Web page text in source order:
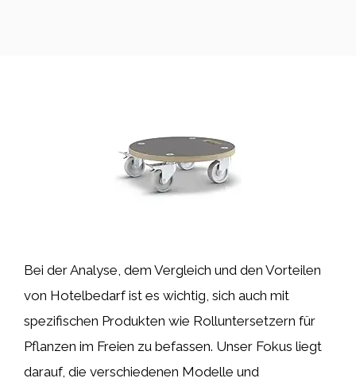
Bei der Analyse, dem Vergleich und den Vorteilen
von Hotelbedarf ist es wichtig, sich auch mit
spezifischen Produkten wie Rolluntersetzern für
Pflanzen im Freien zu befassen. Unser Fokus liegt
darauf, die verschiedenen Modelle und